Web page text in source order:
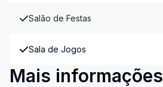
Salão de Festas
Sala de Jogos
Mais informações